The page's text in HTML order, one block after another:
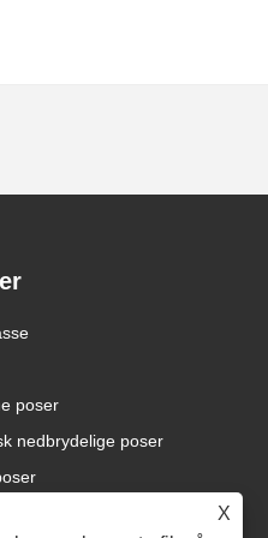
X
til bæredygtig
EU PPWR-
Limited lancerer
glasin-papirposer
mærker.
emballageløsning
poser
nedbrydelige poser